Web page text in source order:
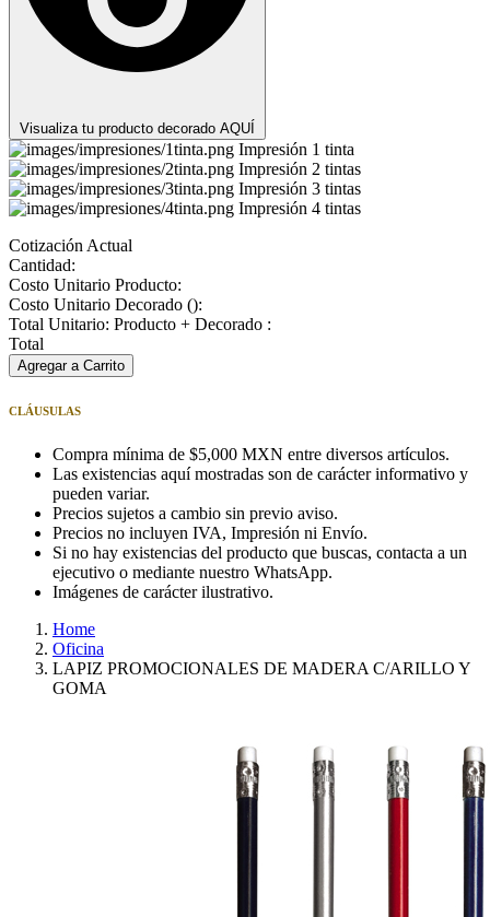
Visualiza tu producto decorado AQUÍ
Impresión 1 tinta
Impresión 2 tintas
Impresión 3 tintas
Impresión 4 tintas
Cotización Actual
Cantidad:
Costo Unitario Producto:
Costo Unitario Decorado ():
Total Unitario: Producto + Decorado :
Total
Agregar a Carrito
CLÁUSULAS
Compra mínima de $5,000 MXN entre diversos artículos.
Las existencias aquí mostradas son de carácter informativo y
pueden variar.
Precios sujetos a cambio sin previo aviso.
Precios no incluyen IVA, Impresión ni Envío.
Si no hay existencias del producto que buscas, contacta a un
ejecutivo o mediante nuestro WhatsApp.
Imágenes de carácter ilustrativo.
Home
Oficina
LAPIZ PROMOCIONALES DE MADERA C/ARILLO Y
GOMA